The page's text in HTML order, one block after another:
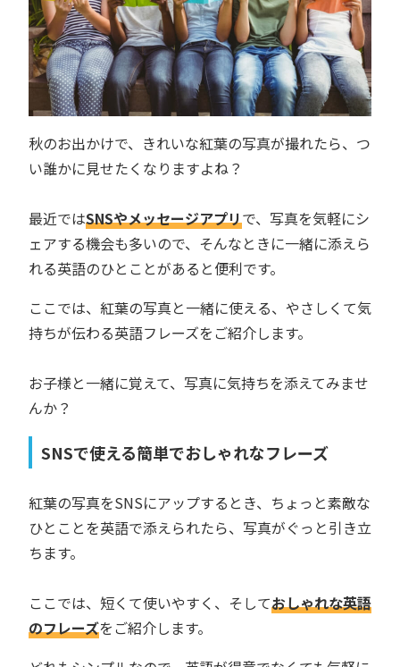
秋のお出かけで、きれいな紅葉の写真が撮れたら、つ
い誰かに見せたくなりますよね？
最近ではSNSやメッセージアプリで、写真を気軽にシ
ェアする機会も多いので、そんなときに一緒に添えら
れる英語のひとことがあると便利です。
ここでは、紅葉の写真と一緒に使える、やさしくて気
持ちが伝わる英語フレーズをご紹介します。
お子様と一緒に覚えて、写真に気持ちを添えてみませ
んか？
SNSで使える簡単でおしゃれなフレーズ
紅葉の写真をSNSにアップするとき、ちょっと素敵な
ひとことを英語で添えられたら、写真がぐっと引き立
ちます。
ここでは、短くて使いやすく、そしておしゃれな英語
のフレーズをご紹介します。